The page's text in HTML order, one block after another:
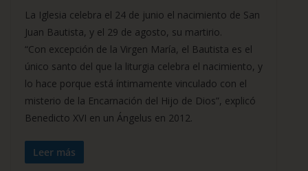
La Iglesia celebra el 24 de junio el nacimiento de San
Juan Bautista, y el 29 de agosto, su martirio.
“Con excepción de la Virgen María, el Bautista es el
único santo del que la liturgia celebra el nacimiento, y
lo hace porque está íntimamente vinculado con el
misterio de la Encarnación del Hijo de Dios”, explicó
Benedicto XVI en un Ángelus en 2012.
Leer más